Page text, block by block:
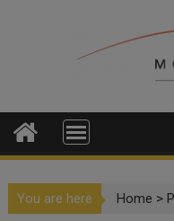
You are here Home >